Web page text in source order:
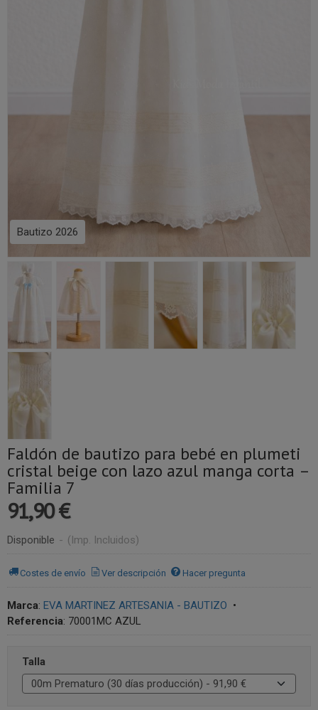
Bautizo 2026
Faldón de bautizo para bebé en plumeti
cristal beige con lazo azul manga corta –
Familia 7
91,90 €
Disponible - (Imp. Incluidos)
Costes de envío Ver descripción Hacer pregunta
Marca: EVA MARTINEZ ARTESANIA - BAUTIZO •
Referencia: 70001MC AZUL
Talla